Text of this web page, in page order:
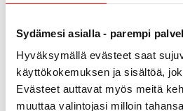
Sydämesi asialla - parempi
Hyväksymällä evästeet saat
käyttökokemuksen ja sisältöä,
Evästeet auttavat myös meitä
muuttaa valintojasi milloin
Paikka: Ravintola Skilla,
Aika: Keskiviikko 5.6.2024 kello
Lounaan hinta on jäsenille 10